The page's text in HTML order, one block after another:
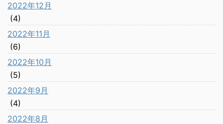
2022年12月
(4)
2022年11月
(6)
2022年10月
(5)
2022年9月
(4)
2022年8月